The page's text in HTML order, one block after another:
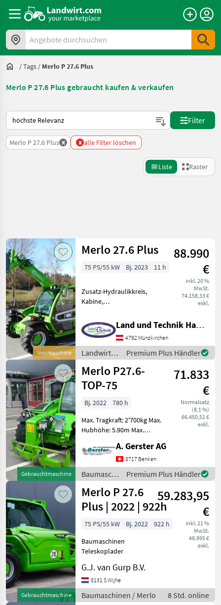
Angebote durchsuchen
/Tags / Merlo P 27.6 Plus
Merlo P 27.6 Plus gebraucht kaufen & verkaufen
So wird auf Landwirt.com sortiert
Filter
Merlo P 27.6 Plus x x alle Filter löschen
Liste Raster
Kategorie 2 Land Filter
AKTUELLER
PFAD
Merlo
P 27.6
Plus
KATEGORIE
WÄHLEN
Bautechnik
Landtechnik
2
MARKTPLATZ
Marktplatz Händlerangebote Kleinanzeigen
Zurücksetzen
Ergebnisse
anzeigen
Neumaschine
Merlo 27.6 Plus
88.990
€
inkl. 20 %
MwSt.
74.158,33 €
exkl.
75 PS/55 kW Bj. 2023 11 h
Zusatz-Hydraulikkreis,
Kabine,
hydr. Geräteverriegelung
4.680kg Eigengewicht, 6m
Hubhöhe, 2, 7to Hubkraft, 4
Zylinder Dieselmotor,
Abgasstufe V, ge
Land und Technik HandelsgesmbH
4792 Münzkirchen
Landwirtsch.
Motorfahrzeuge
/ Merlo
Premium Plus Händler
Gebrauchtmaschine
Merlo P27.6-
TOP-75
71.833
€
Normalsatz
(8,1 %)
66.450,51 €
exkl.
Bj. 2022
780 h
Max. Tragkraft: 2'700kg Max.
Hubhöhe: 5.90m Max.
Leergewicht: 4'850kg Motor:
4-Zylinder Kohler, Leistung
75 PS, Abgasstufe 5
Getriebe: 1-Gang H
A. Gerster AG
8717 Benken
Baumaschinen
/ Merlo
Premium Plus Händler
Gebrauchtmaschine
Merlo P 27.6
Plus | 2022 | 922h
59.283,95
€
inkl. 21 %
MwSt.
48.995 €
exkl.
75 PS/55 kW Bj. 2022
922 h
Baumaschinen
Teleskoplader
G.J. van Gurp B.V.
8131 S Wijhe
Baumaschinen / Merlo 8 Std. online